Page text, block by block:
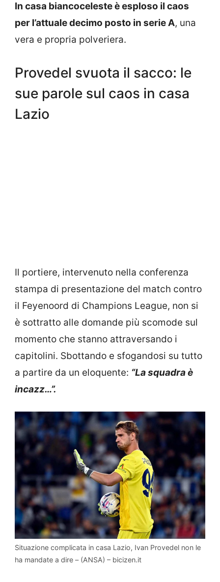
In casa biancoceleste è esploso il caos
per l’attuale decimo posto in serie A, una
vera e propria polveriera.
Provedel svuota il sacco: le
sue parole sul caos in casa
Lazio
Il portiere, intervenuto nella conferenza
stampa di presentazione del match contro
il Feyenoord di Champions League, non si
è sottratto alle domande più scomode sul
momento che stanno attraversando i
capitolini. Sbottando e sfogandosi su tutto
a partire da un eloquente: “La squadra è
incazz…”.
Situazione complicata in casa Lazio, Ivan Provedel non le
ha mandate a dire – (ANSA) – bicizen.it